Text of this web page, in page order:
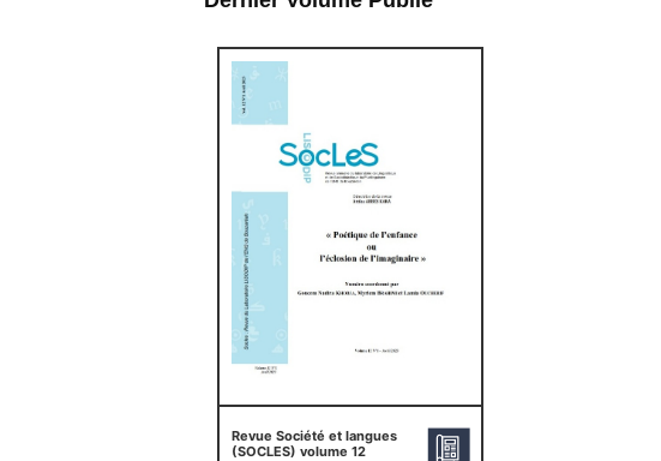
Revue Société et langues
(SOCLES) volume 12